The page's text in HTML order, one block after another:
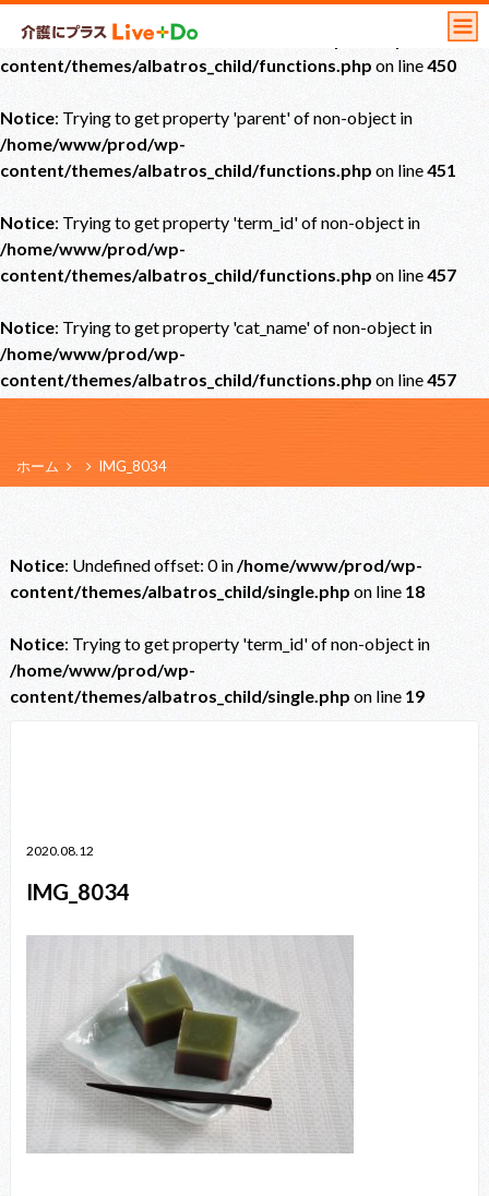
Notice: Undefined offset: 0 in
content/themes/albatros_child/functions.php on line450
Notice: Trying to get property 'parent' of non-object in
/home/www/prod/wp-
content/themes/albatros_child/functions.php on line451
Notice: Trying to get property 'term_id' of non-object in
/home/www/prod/wp-
content/themes/albatros_child/functions.php on line457
Notice: Trying to get property 'cat_name' of non-object in
/home/www/prod/wp-
content/themes/albatros_child/functions.php on line457
ホーム IMG_8034
Notice: Undefined offset: 0 in/home/www/prod/wp-
content/themes/albatros_child/single.php on line 18
Notice: Trying to get property 'term_id' of non-object in
/home/www/prod/wp-
content/themes/albatros_child/single.php on line 19
2020.08.12
IMG_8034